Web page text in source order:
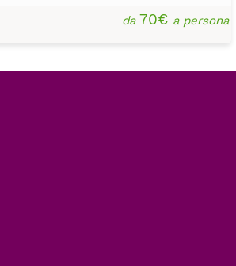
da70€ a persona